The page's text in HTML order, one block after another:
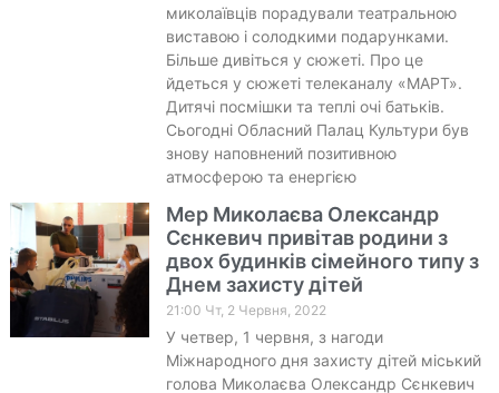
миколаївців порадували театральною
виставою і солодкими подарунками.
Більше дивіться у сюжеті. Про це
йдеться у сюжеті телеканалу «МАРТ».
Дитячі посмішки та теплі очі батьків.
Сьогодні Обласний Палац Культури був
знову наповнений позитивною
атмосферою та енергією
Мер Миколаєва Олександр
Сєнкевич привітав родини з
двох будинків сімейного типу з
Днем захисту дітей
21:00 Чт, 2 Червня, 2022
У четвер, 1 червня, з нагоди
Міжнародного дня захисту дітей міський
голова Миколаєва Олександр Сєнкевич